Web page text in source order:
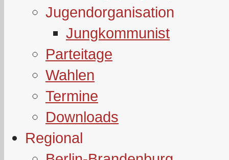
Jugendorganisation
Jungkommunist
Parteitage
Wahlen
Termine
Downloads
Regional